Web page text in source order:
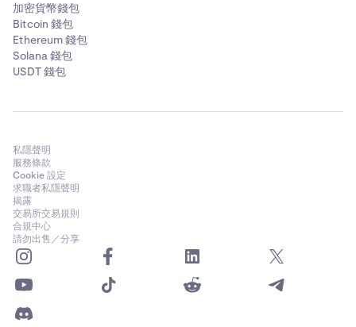
加密貨幣錢包
Bitcoin 錢包
Ethereum 錢包
Solana 錢包
USDT 錢包
私隱聲明
服務條款
Cookie 設定
求職者私隱聲明
揭露
交易所交易規則
合規中心
請勿出售／分享